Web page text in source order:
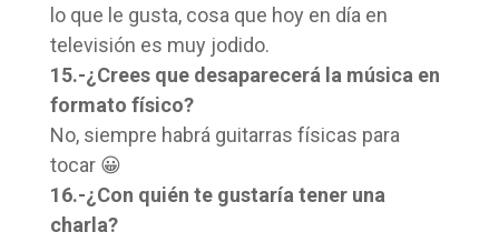
lo que le gusta, cosa que hoy en día en
televisión es muy jodido.
15.-¿Crees que desaparecerá la música en
formato físico?
No, siempre habrá guitarras físicas para
tocar 😀
16.-¿Con quién te gustaría tener una
charla?